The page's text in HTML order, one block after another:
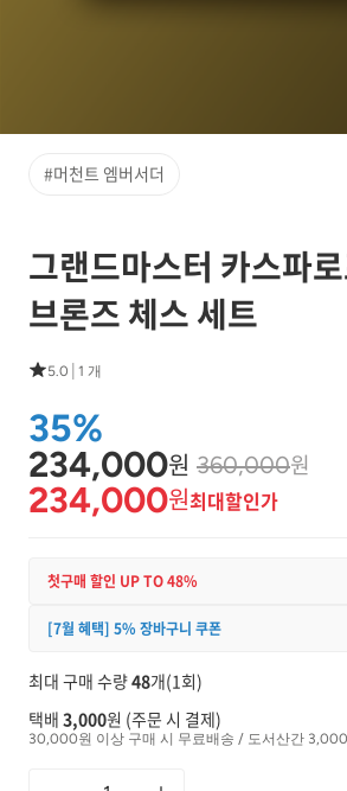
#머천트 엠버서더
그랜드마스터 카스파
브론즈 체스 세트
5.0 1 개
35%
234,000원 360,000원
234,000원최대할인가
첫구매 할인 UP TO 48%
[7월 혜택] 5% 장바구니 쿠폰
최대 구매 수량48개(1회)
택배 3,000원 (주문 시 결제)
30,000원 이상 구매 시 무료배송 / 도서산간